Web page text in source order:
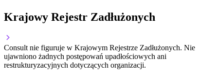
Krajowy Rejestr Zadłużonych
Consult nie figuruje w Krajowym Rejestrze Zadłużonych. Nie
ujawniono żadnych postępowań upadłościowych ani
restrukturyzacyjnych dotyczących organizacji.